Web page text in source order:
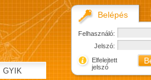
Belépés
Felhasználó:
Jelszó:
Elfelejtett
jelszó
GYIK